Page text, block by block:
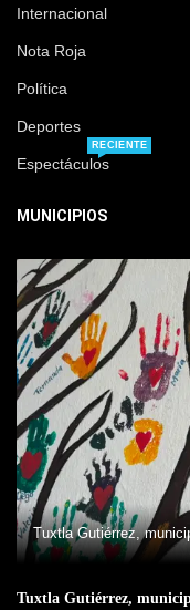
Internacional
Nota Roja
Política
Deportes
Espectáculos
RECIENTE
MUNICIPIOS
Tuxtla Gutiérrez,
Tuxtla Gutiérrez,